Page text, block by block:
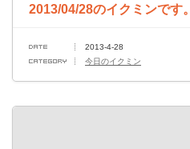
2013/04/28のイクミンです。
2013-4-28
今日のイクミン